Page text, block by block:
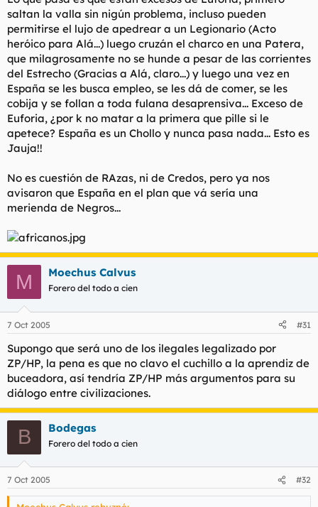
una cosa es que entren algunos con papeles y sin
antecedentes, con contrato para trabajr,hayme callo y no
digo nada, otro es el cachondeo de las pateras y la valla
sin mas me despido, ya he evocado toda mi racion de
racismo por hoy, gracias...
saltan la valla sin nigún problema, incluso pueden
permitirse el lujo de apedrear a un Legionario (Acto
heróico para Alá...) luego cruzán el charco en una Patera,
que milagrosamente no se hunde a pesar de las corrientes
del Estrecho (Gracias a Alá, claro...) y luego una vez en
España se les busca empleo, se les dá de comer, se les
cobija y se follan a toda fulana desaprensiva... Exceso de
Euforia, ¿por k no matar a la primera que pille si le
apetece? España es un Chollo y nunca pasa nada... Esto es
Jauja!!
No es cuestión de RAzas, ni de Credos, pero ya nos
avisaron que España en el plan que vá sería una
merienda de Negros...
M Moechus Calvus
Forero del todo a cien
7 Oct 2005 #31
Supongo que será uno de los ilegales legalizado por
ZP/HP, la pena es que no clavo el cuchillo a la aprendiz de
buceadora, así tendría ZP/HP más argumentos para su
diálogo entre civilizaciones.
B Bodegas
Forero del todo a cien
7 Oct 2005 #32